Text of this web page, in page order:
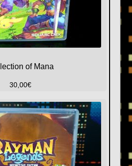
of Mana
30,00€